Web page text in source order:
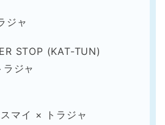
ジャ
STOP (KAT-TUN)
ジャ
マイ × トラジャ